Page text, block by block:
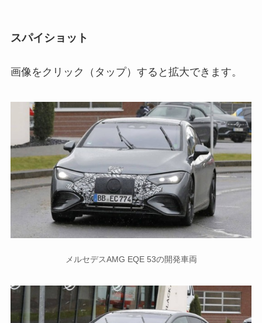
スパイショット
画像をクリック（タップ）すると拡大できます。
メルセデスAMG EQE 53の開発車両